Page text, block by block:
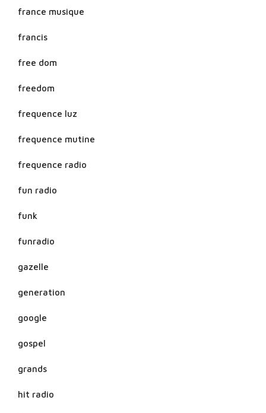
france musique
francis
free dom
freedom
frequence luz
frequence mutine
frequence radio
fun radio
funk
funradio
gazelle
generation
google
gospel
grands
hit radio